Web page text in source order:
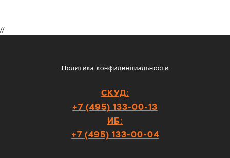
Политика конфиденциальности
СКУД:
+7 (495) 133-00-13
ИБ:
+7 (495) 133-00-04
//